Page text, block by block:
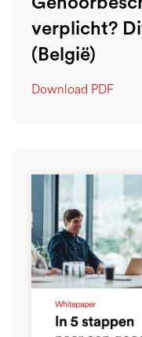
verplicht?
(België)
Download PDF